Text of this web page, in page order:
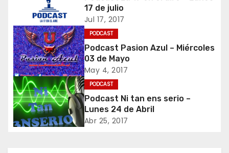
a
c
i
ó
n
d
17 de julio
Jul 17, 2017
PODCAST
Podcast Pasion Azul – Miércoles
03 de Mayo
May 4, 2017
PODCAST
Podcast Ni tan ens serio –
Lunes 24 de Abril
Abr 25, 2017